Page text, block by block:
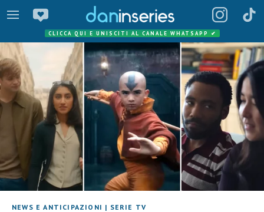
CLICCA QUI E UNISCITI AL CANALE WHATSAPP ✔
NEWS E ANTICIPAZIONI | SERIE TV